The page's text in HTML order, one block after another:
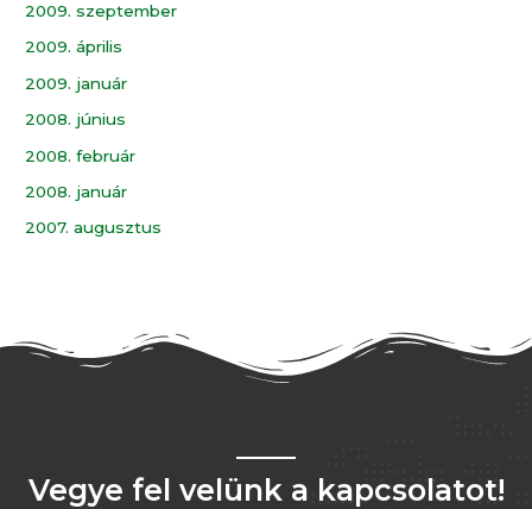
2009. szeptember
2009. április
2009. január
2008. június
2008. február
2008. január
2007. augusztus
Vegye fel velünk a kapcsolatot!